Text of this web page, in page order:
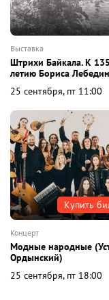
выставка
Штрихи Байкала. К
летию Бориса
25 сентября, пт 11:00
Купить
концерт
Модные народные
Ордынский)
25 сентября, пт 18:00